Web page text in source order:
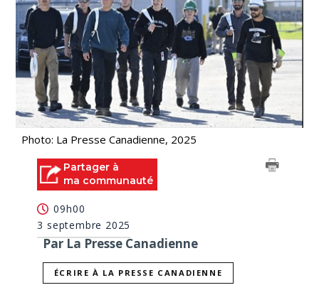
Photo: La Presse Canadienne, 2025
Partager à
ma communauté
09h00
3 septembre 2025
Par La Presse Canadienne
ÉCRIRE À LA PRESSE CANADIENNE